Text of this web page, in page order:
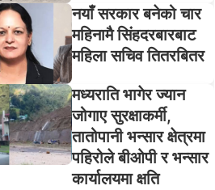
नयाँ सरकार बनेको चार
महिनामै सिंहदरबारबाट
महिला सचिव तितरबितर
मध्यराति भागेर ज्यान
जोगाए सुरक्षाकर्मी,
तातोपानी भन्सार क्षेत्रमा
पहिरोले बीओपी र भन्सार
कार्यालयमा क्षति